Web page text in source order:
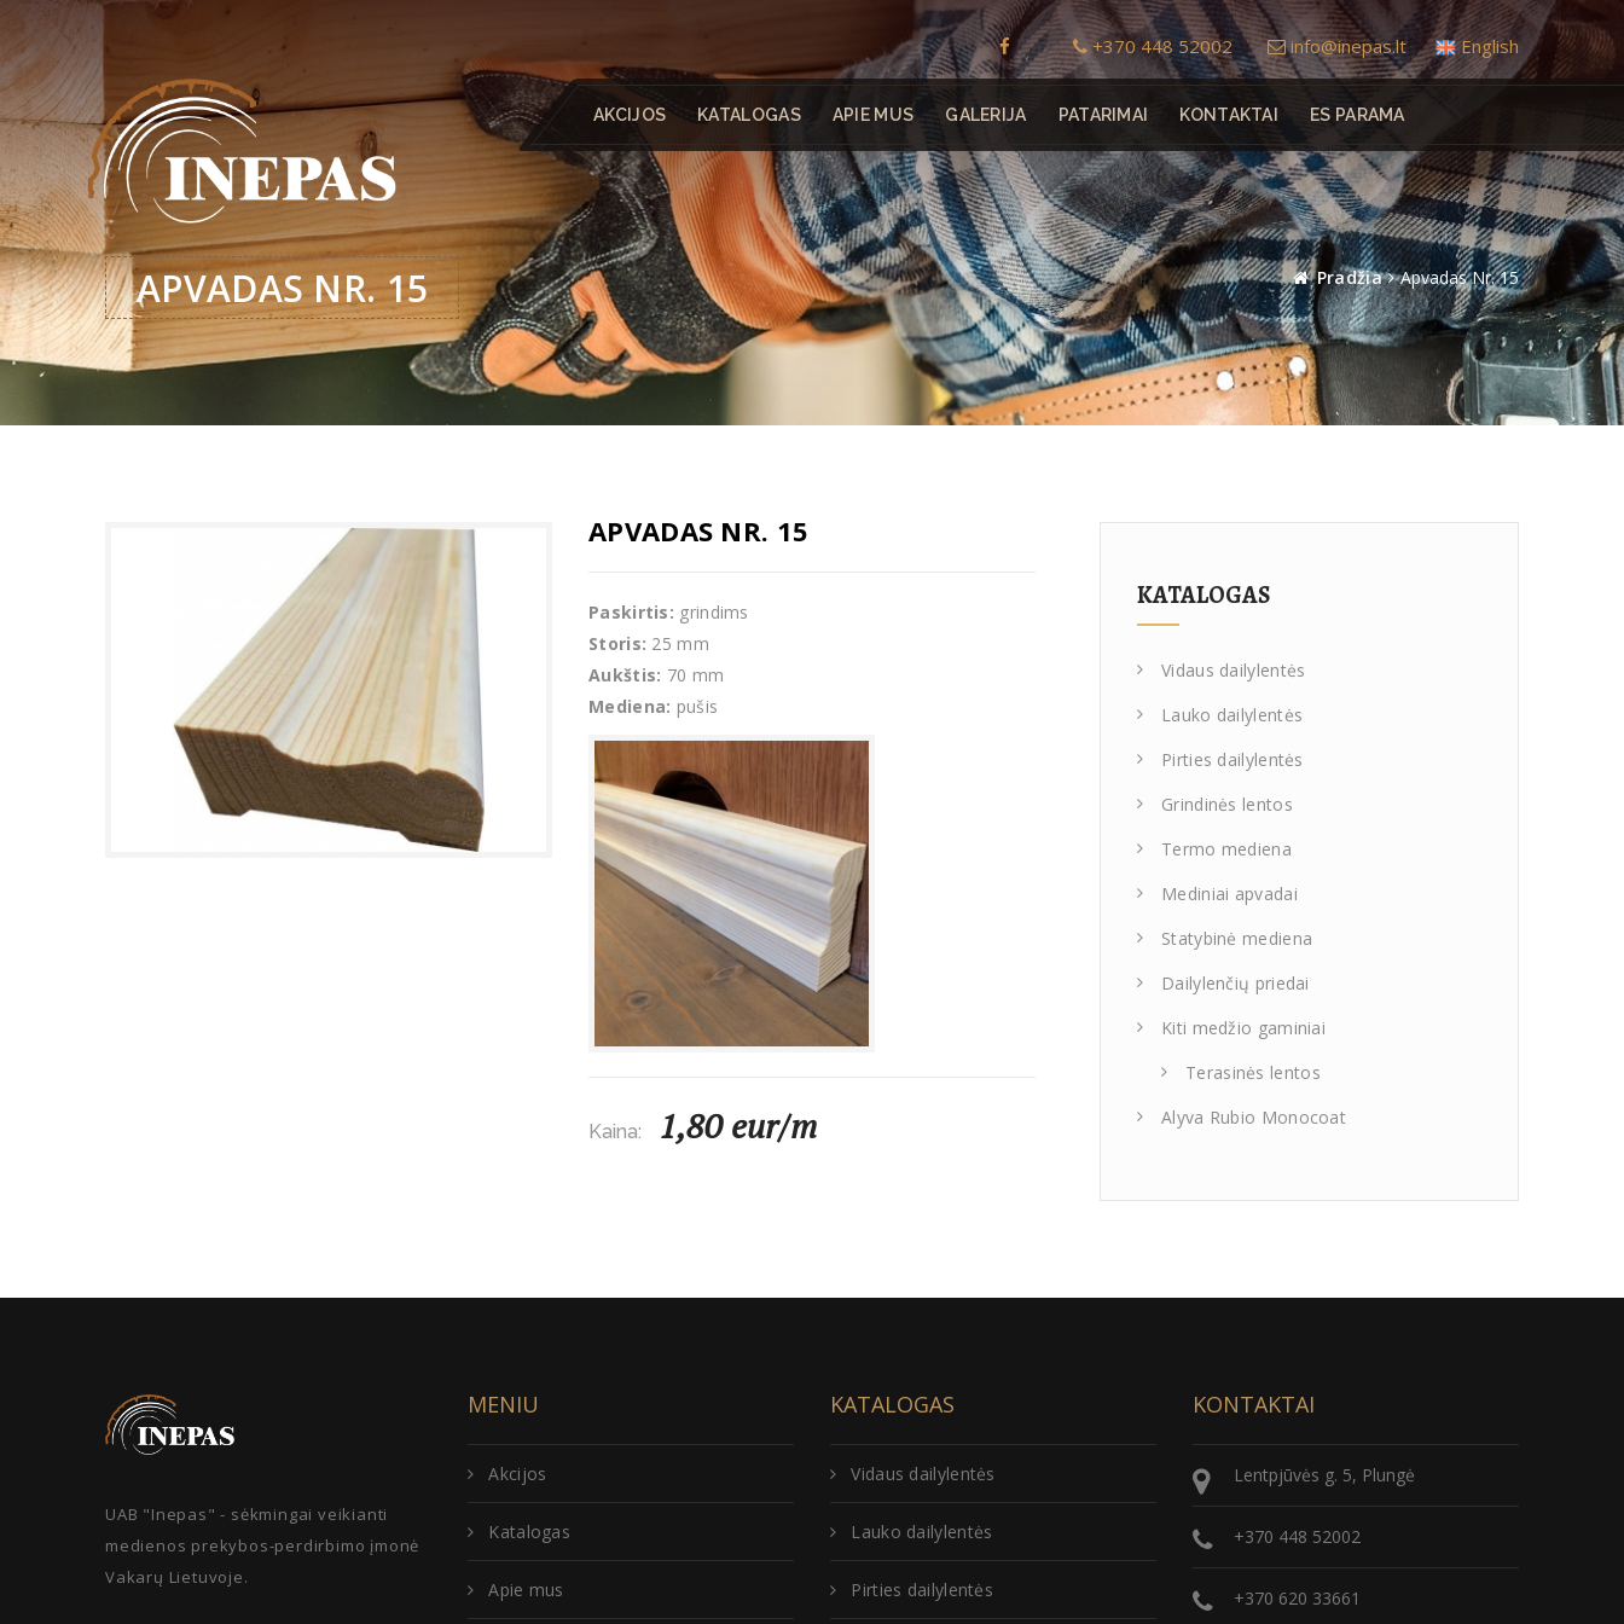
+370 448 52002 info@inepas.lt English
AKCIJOS KATALOGAS APIE MUS GALERIJA PATARIMAI KONTAKTAI ES PARAMA
APVADAS NR. 15 Pradžia Apvadas Nr. 15
APVADAS NR. 15
Paskirtis: grindims
Storis: 25 mm
Aukštis: 70 mm
Mediena: pušis
Kaina: 1,80 eur/m
KATALOGAS
Vidaus dailylentės
Lauko dailylentės
Pirties dailylentės
Grindinės lentos
Termo mediena
Mediniai apvadai
Statybinė mediena
Dailylenčių priedai
Kiti medžio gaminiai
Terasinės lentos
Alyva Rubio Monocoat
UAB "Inepas" - sėkmingai veikianti
medienos prekybos-perdirbimo įmonė
Vakarų Lietuvoje.
MENIU
Akcijos
Katalogas
Apie mus
KATALOGAS
Vidaus dailylentės
Lauko dailylentės
Pirties dailylentės
KONTAKTAI
Lentpjūvės g. 5, Plungė
+370 448 52002
+370 620 33661